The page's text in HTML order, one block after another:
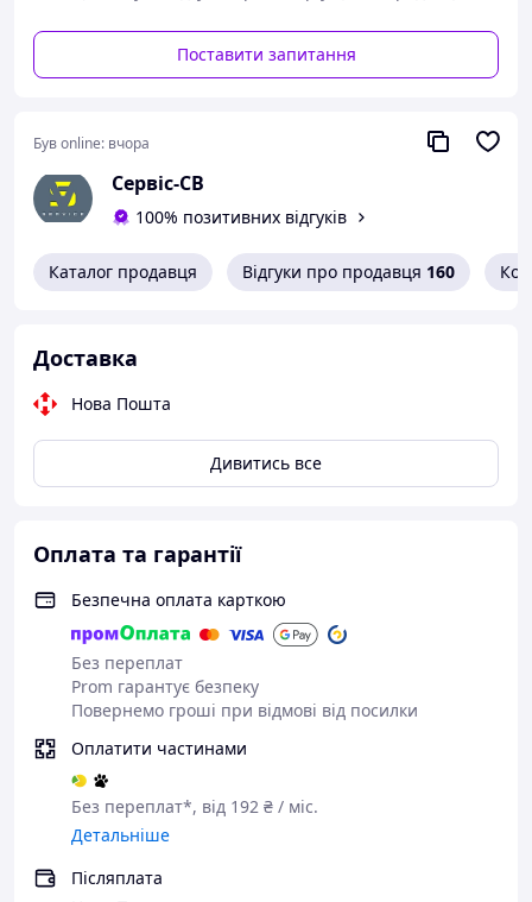
Поставити запитання
Був online: вчора
Сервіс-СВ
100% позитивних відгуків
Каталог продавця Відгуки про продавця 160
Доставка
Нова Пошта
Дивитись все
Оплата та гарантії
Безпечна оплата карткою
Без переплат
Prom гарантує безпеку
Повернемо гроші при відмові від посилки
Оплатити частинами
Без переплат*, від 192 ₴ / міс.
Детальніше
Післяплата